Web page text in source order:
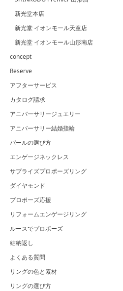
新光堂本店
新光堂 イオンモール天童店
新光堂 イオンモール山形南店
concept
Reserve
アフターサービス
カタログ請求
アニバーサリージュエリー
アニバーサリー結婚指輪
パールの選び方
エンゲージネックレス
サプライズプロポーズリング
ダイヤモンド
プロポーズ応援
リフォームエンゲージリング
ルースでプロポーズ
結納返し
よくある質問
リングの色と素材
リングの選び方